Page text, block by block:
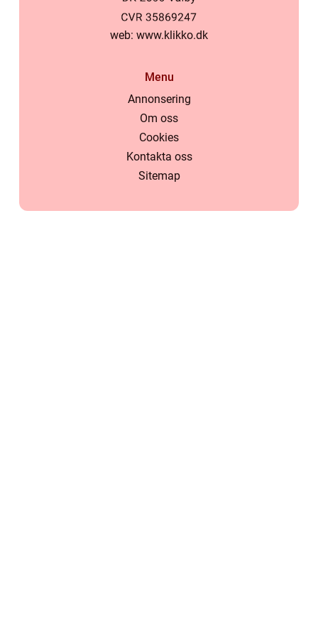
web: www.klikko.dk
Menu
Annonsering
Om oss
Cookies
Kontakta oss
Sitemap